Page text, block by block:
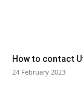
How to contact
24 February 2023